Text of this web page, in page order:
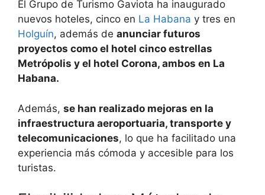
El Grupo de Turismo Gaviota ha inaugurado
nuevos hoteles, cinco en La Habana y tres en
Holguín, además de anunciar futuros
proyectos como el hotel cinco estrellas
Metrópolis y el hotel Corona, ambos en La
Habana.
Además, se han realizado mejoras en la
infraestructura aeroportuaria, transporte y
telecomunicaciones, lo que ha facilitado una
experiencia más cómoda y accesible para los
turistas.